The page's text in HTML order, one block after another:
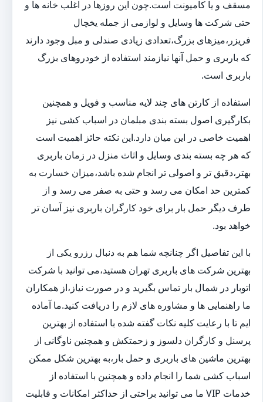
مسقف و یا کامیونت است.چون این روزها در اغلب خانه ها و
حتی شرکت ها وسایل و لوازمی از جمله یخچال
فریزر،میزهای بزرگ،تعدادی زیادی صندلی و مبل وجود دارند
که باربری و حمل آنها نیازمند استفاده از خودروهای بزرگ
باربری است.
استفاده از کارتن های چند لایه مناسب و فویل و همچنین
بکارگیری اصول بسته بندی مبلمان در اسباب کشی نیز
اهمیت خاصی در این میان دارد.این نکته حائز اهمیت است
که هر چه بسته بندی وسایل و اثاث منزل در زمان باربری
بهتر،دقیق تر و اصولی تر انجام شده باشد،میزان خسارت به
کمترین حد امکان می رسد و حتی به صفر می رسد و از
طرف دیگر حمل بار برای خود کارگران باربری نیز آسان تر
خواهد بود.
با این تفاصیل اگر چنانچه شما هم به دنبال رزرو یکی از
بهترین شرکت های باربری تهران هستید،می توانید با شرکت
اتوبار در شمال بار تماس بگیرید و در صورت نیاز،از همکاران
ما راهنمایی ها و مشاوره های لازم را دریافت کنید.ما آماده
ایم تا با رعایت کلیه نکات گفته شده با استفاده از بهترین
پرسنل و کارگران دلسوز و زحمتکش و همچنین ناوگانی از
بهترین ماشین های باربری و حمل بار،به بهترین شکل ممکن
اسباب کشی شما را انجام داده و همچنین با استفاده از
خدمات VIP ما می توانید براحتی از حداکثر امکانات و قابلیت